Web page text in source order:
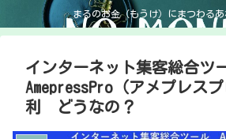
まるのお金（もうけ）にまつわる
インターネット集客総合ツ
AmepressPro（アメプレス
利 どうなの？